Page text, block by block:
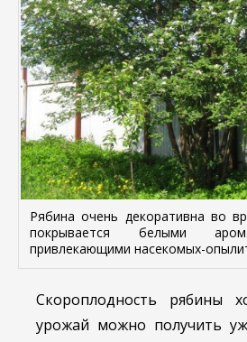
Рябина очень декоративна во
покрывается белыми
привлекающими насекомых-
Скороплодность рябины
урожай можно получить